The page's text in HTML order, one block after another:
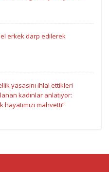
erkek darp edilerek
yasasını ihlal ettikleri
kadınlar anlatıyor:
mahvetti”